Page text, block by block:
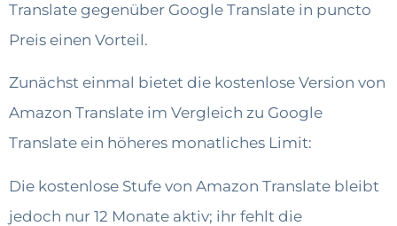
Translate gegenüber Google Translate in puncto
Preis einen Vorteil.
Zunächst einmal bietet die kostenlose Version von
Amazon Translate im Vergleich zu Google
Translate ein höheres monatliches Limit:
Die kostenlose Stufe von Amazon Translate bleibt
jedoch nur 12 Monate aktiv; ihr fehlt die